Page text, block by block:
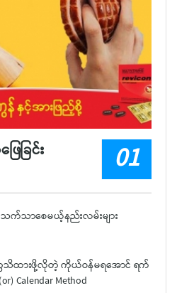
ခြင်း
က်သာစေမယ့်နည်းလမ်းများ
သိထားဖို့လိုတဲ့ ကိုယ်ဝန်မရအောင် ရက်
Method